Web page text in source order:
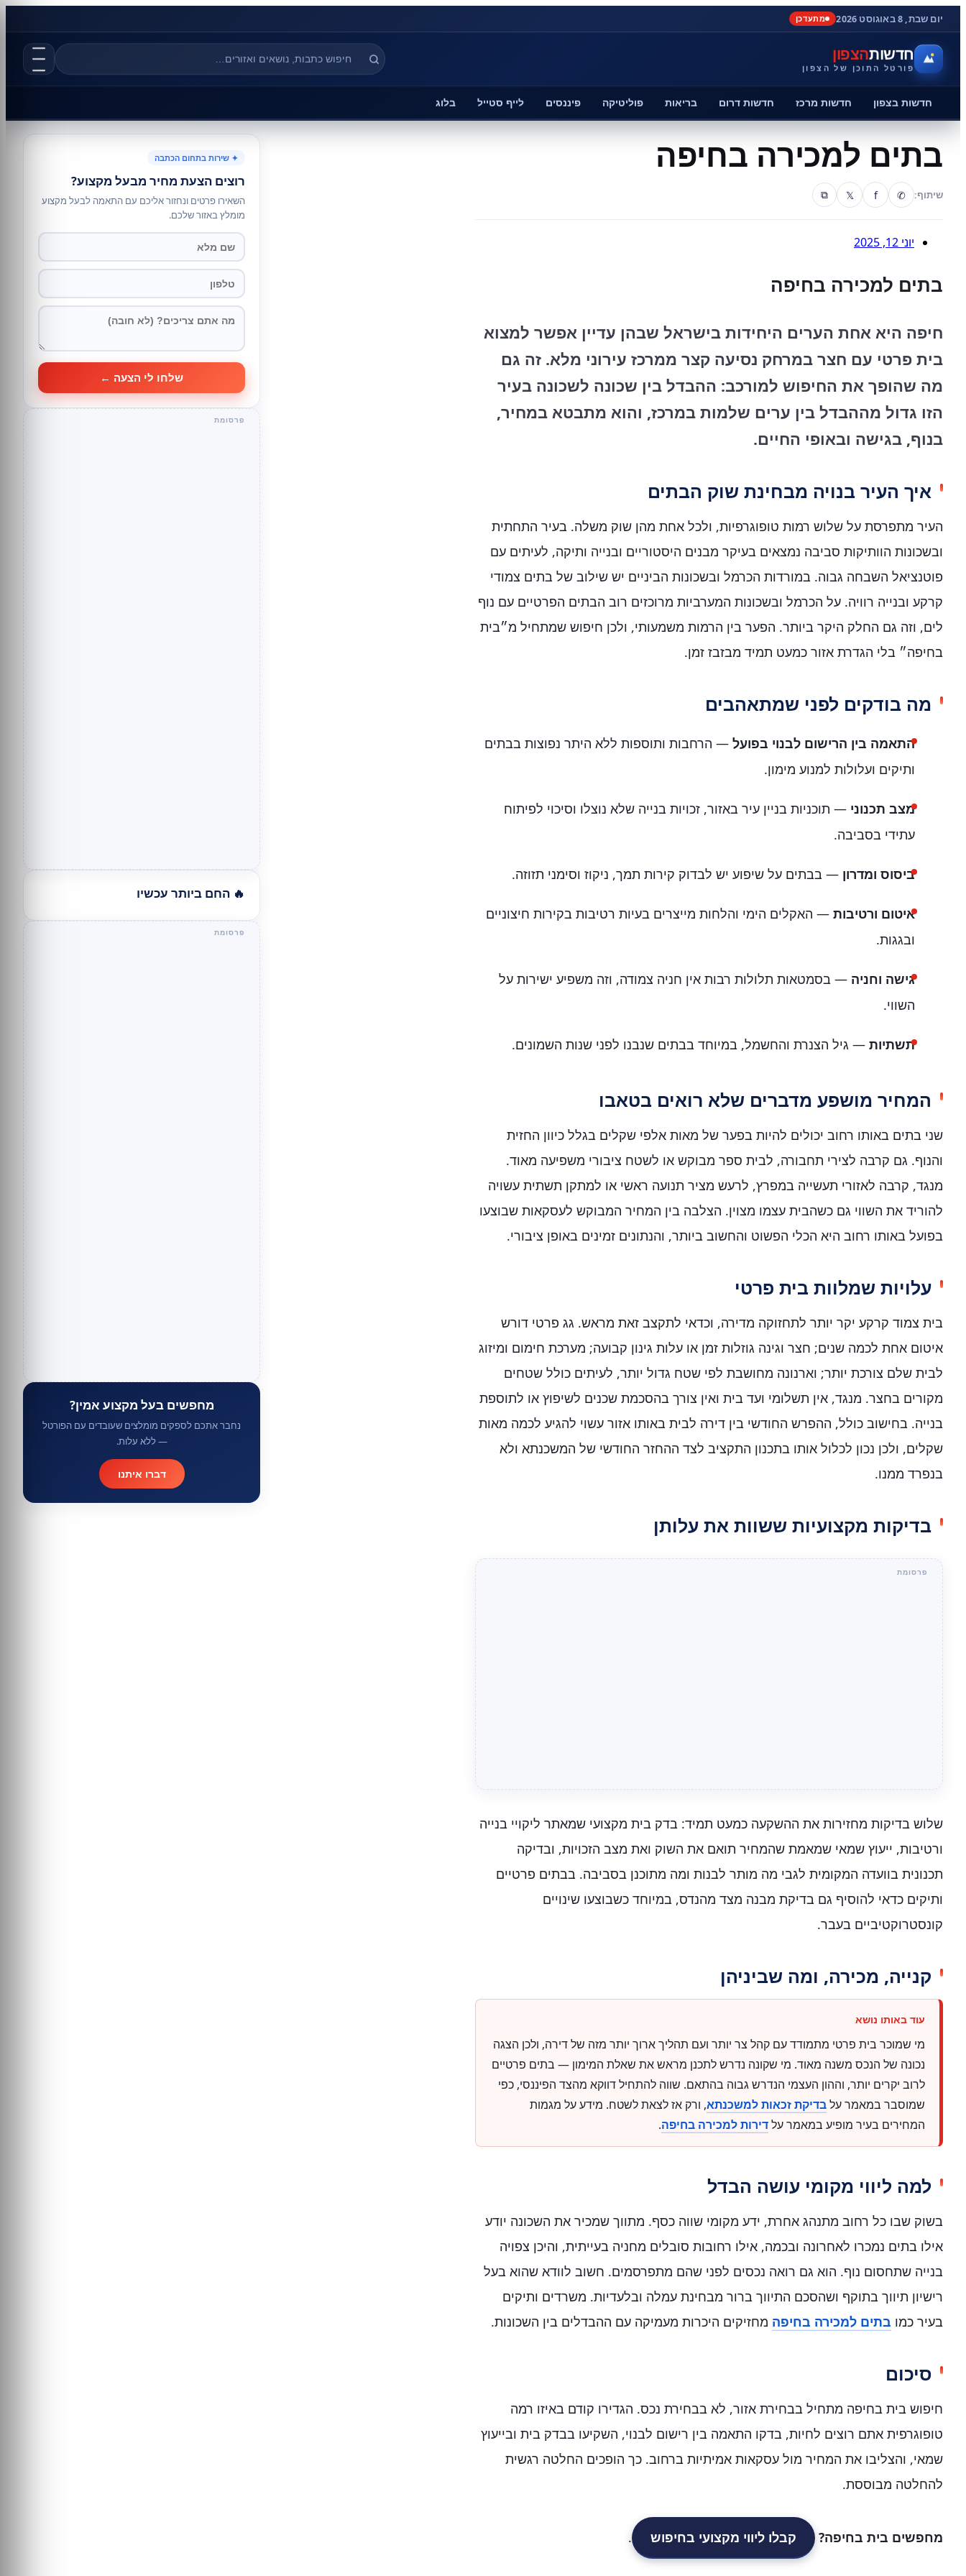
יום שבת, 8 באוגוסט 2026 מתעדכן
חדשותהצפון
פורטל התוכן של הצפון
חדשות בצפון חדשות מרכז חדשות דרום בריאות פוליטיקה פיננסים לייף סטייל בלוג
בתים למכירה בחיפה
שיתוף: ✆
f
𝕏
⧉
יוני 12, 2025
בתים למכירה בחיפה
חיפה היא אחת הערים היחידות בישראל שבהן עדיין אפשר למצוא
בית פרטי עם חצר במרחק נסיעה קצר ממרכז עירוני מלא. זה גם
מה שהופך את החיפוש למורכב: ההבדל בין שכונה לשכונה בעיר
הזו גדול מההבדל בין ערים שלמות במרכז, והוא מתבטא במחיר,
בנוף, בגישה ובאופי החיים.
איך העיר בנויה מבחינת שוק הבתים
העיר מתפרסת על שלוש רמות טופוגרפיות, ולכל אחת מהן שוק משלה. בעיר התחתית
ובשכונות הוותיקות סביבה נמצאים בעיקר מבנים היסטוריים ובנייה ותיקה, לעיתים עם
פוטנציאל השבחה גבוה. במורדות הכרמל ובשכונות הביניים יש שילוב של בתים צמודי
קרקע ובנייה רוויה. על הכרמל ובשכונות המערביות מרוכזים רוב הבתים הפרטיים עם נוף
לים, וזה גם החלק היקר ביותר. הפער בין הרמות משמעותי, ולכן חיפוש שמתחיל מ״בית
בחיפה״ בלי הגדרת אזור כמעט תמיד מבזבז זמן.
מה בודקים לפני שמתאהבים
התאמה בין הרישום לבנוי בפועל — הרחבות ותוספות ללא היתר נפוצות בבתים
ותיקים ועלולות למנוע מימון.
מצב תכנוני — תוכניות בניין עיר באזור, זכויות בנייה שלא נוצלו וסיכוי לפיתוח
עתידי בסביבה.
ביסוס ומדרון — בבתים על שיפוע יש לבדוק קירות תמך, ניקוז וסימני תזוזה.
איטום ורטיבות — האקלים הימי והלחות מייצרים בעיות רטיבות בקירות חיצוניים
ובגגות.
גישה וחניה — בסמטאות תלולות רבות אין חניה צמודה, וזה משפיע ישירות על
השווי.
תשתיות — גיל הצנרת והחשמל, במיוחד בבתים שנבנו לפני שנות השמונים.
המחיר מושפע מדברים שלא רואים בטאבו
שני בתים באותו רחוב יכולים להיות בפער של מאות אלפי שקלים בגלל כיוון החזית
והנוף. גם קרבה לצירי תחבורה, לבית ספר מבוקש או לשטח ציבורי משפיעה מאוד.
מנגד, קרבה לאזורי תעשייה במפרץ, לרעש מציר תנועה ראשי או למתקן תשתית עשויה
להוריד את השווי גם כשהבית עצמו מצוין. הצלבה בין המחיר המבוקש לעסקאות שבוצעו
בפועל באותו רחוב היא הכלי הפשוט והחשוב ביותר, והנתונים זמינים באופן ציבורי.
עלויות שמלוות בית פרטי
בית צמוד קרקע יקר יותר לתחזוקה מדירה, וכדאי לתקצב זאת מראש. גג פרטי דורש
איטום אחת לכמה שנים; חצר וגינה גוזלות זמן או עלות גינון קבועה; מערכת חימום ומיזוג
לבית שלם צורכת יותר; וארנונה מחושבת לפי שטח גדול יותר, לעיתים כולל שטחים
מקורים בחצר. מנגד, אין תשלומי ועד בית ואין צורך בהסכמת שכנים לשיפוץ או לתוספת
בנייה. בחישוב כולל, ההפרש החודשי בין דירה לבית באותו אזור עשוי להגיע לכמה מאות
שקלים, ולכן נכון לכלול אותו בתכנון התקציב לצד ההחזר החודשי של המשכנתא ולא
בנפרד ממנו.
בדיקות מקצועיות ששוות את עלותן
שלוש בדיקות מחזירות את ההשקעה כמעט תמיד: בדק בית מקצועי שמאתר ליקויי בנייה
ורטיבות, ייעוץ שמאי שמאמת שהמחיר תואם את השוק ואת מצב הזכויות, ובדיקה
תכנונית בוועדה המקומית לגבי מה מותר לבנות ומה מתוכנן בסביבה. בבתים פרטיים
ותיקים כדאי להוסיף גם בדיקת מבנה מצד מהנדס, במיוחד כשבוצעו שינויים
קונסטרוקטיביים בעבר.
קנייה, מכירה, ומה שביניהן
מי שמוכר בית פרטי מתמודד עם קהל צר יותר ועם תהליך ארוך יותר מזה של דירה, ולכן הצגה
נכונה של הנכס משנה מאוד. מי שקונה נדרש לתכנן מראש את שאלת המימון — בתים פרטיים
לרוב יקרים יותר, וההון העצמי הנדרש גבוה בהתאם. שווה להתחיל דווקא מהצד הפיננסי, כפי
שמוסבר במאמר עלבדיקת זכאות למשכנתא, ורק אז לצאת לשטח. מידע על מגמות
המחירים בעיר מופיע במאמר עלדירות למכירה בחיפה.
למה ליווי מקומי עושה הבדל
בשוק שבו כל רחוב מתנהג אחרת, ידע מקומי שווה כסף. מתווך שמכיר את השכונה יודע
אילו בתים נמכרו לאחרונה ובכמה, אילו רחובות סובלים מחניה בעייתית, והיכן צפויה
בנייה שתחסום נוף. הוא גם רואה נכסים לפני שהם מתפרסמים. חשוב לוודא שהוא בעל
רישיון תיווך בתוקף ושהסכם התיווך ברור מבחינת עמלה ובלעדיות. משרדים ותיקים
בעיר כמו בתים למכירה בחיפה מחזיקים היכרות מעמיקה עם ההבדלים בין השכונות.
סיכום
חיפוש בית בחיפה מתחיל בבחירת אזור, לא בבחירת נכס. הגדירו קודם באיזו רמה
טופוגרפית אתם רוצים לחיות, בדקו התאמה בין רישום לבנוי, השקיעו בבדק בית ובייעוץ
שמאי, והצליבו את המחיר מול עסקאות אמיתיות ברחוב. כך הופכים החלטה רגשית
להחלטה מבוססת.
מחפשים בית בחיפה? קבלו ליווי מקצועי בחיפוש .
✦ שירות בתחום הכתבה
רוצים הצעת מחיר מבעל מקצוע?
השאירו פרטים ונחזור אליכם עם התאמה לבעל מקצוע
מומלץ באזור שלכם.
שלחו לי הצעה ←
🔥 החם ביותר עכשיו
מחפשים בעל מקצוע אמין?
נחבר אתכם לספקים מומלצים שעובדים עם הפורטל
— ללא עלות.
דברו איתנו